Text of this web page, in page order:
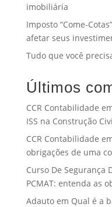
imobiliária
Imposto “Come-
afetar seus
Tudo que você
Últimos
CCR Contabilidade
ISS na Construção
CCR Contabilidade
obrigações de uma
Curso De Segurança
PCMAT: entenda as
Adautoem Qual é a